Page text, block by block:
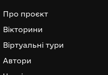
Про проєкт
Вікторини
Віртуальні тури
Автори